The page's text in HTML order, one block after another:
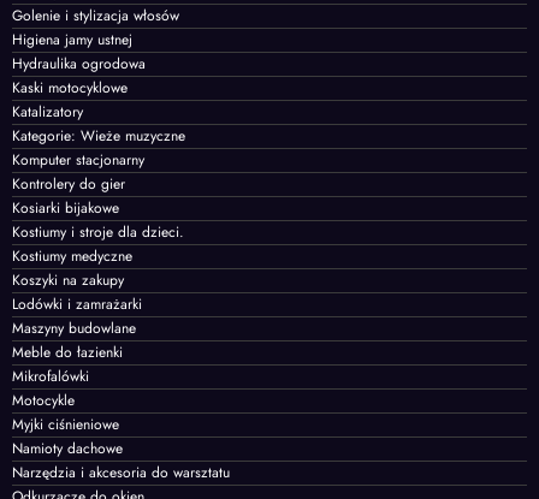
Golenie i stylizacja włosów
Higiena jamy ustnej
Hydraulika ogrodowa
Kaski motocyklowe
Katalizatory
Kategorie: Wieże muzyczne
Komputer stacjonarny
Kontrolery do gier
Kosiarki bijakowe
Kostiumy i stroje dla dzieci.
Kostiumy medyczne
Koszyki na zakupy
Lodówki i zamrażarki
Maszyny budowlane
Meble do łazienki
Mikrofalówki
Motocykle
Myjki ciśnieniowe
Namioty dachowe
Narzędzia i akcesoria do warsztatu